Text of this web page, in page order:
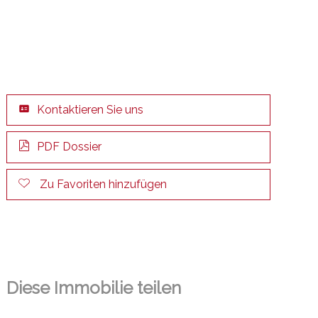
Kontaktieren Sie uns
PDF Dossier
Zu Favoriten hinzufügen
Diese Immobilie teilen